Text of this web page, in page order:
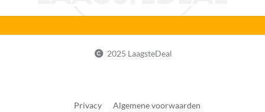
2025 LaagsteDeal
Privacy Algemene voorwaarden